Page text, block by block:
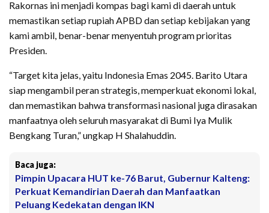
Rakornas ini menjadi kompas bagi kami di daerah untuk
memastikan setiap rupiah APBD dan setiap kebijakan yang
kami ambil, benar-benar menyentuh program prioritas
Presiden.
“Target kita jelas, yaitu Indonesia Emas 2045. Barito Utara
siap mengambil peran strategis, memperkuat ekonomi lokal,
dan memastikan bahwa transformasi nasional juga dirasakan
manfaatnya oleh seluruh masyarakat di Bumi Iya Mulik
Bengkang Turan,” ungkap H Shalahuddin.
Baca juga:
Pimpin Upacara HUT ke-76 Barut, Gubernur Kalteng:
Perkuat Kemandirian Daerah dan Manfaatkan
Peluang Kedekatan dengan IKN